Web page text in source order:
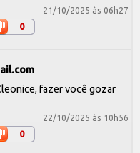
21/10/2025 às 06h27
0
fazer você gozar
22/10/2025 às 10h56
0